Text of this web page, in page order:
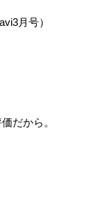
月号）
だから。